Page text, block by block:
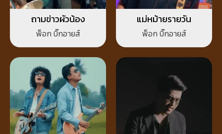
ถามข่าวผัวน้อง
พ็อก บิ๊กอายส์
แม่หม้ายรายวัน
พ็อก บิ๊กอายส์